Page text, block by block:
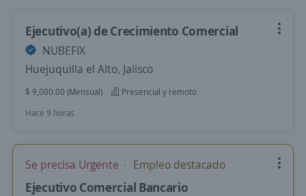
Ejecutivo(a) de Crecimiento Comercial
NUBEFIX
Huejuquilla el Alto, Jalisco
$ 9,000.00 (Mensual)
Presencial y remoto
Hace 9 horas
Se precisa Urgente Empleo destacado
Ejecutivo Comercial Bancario